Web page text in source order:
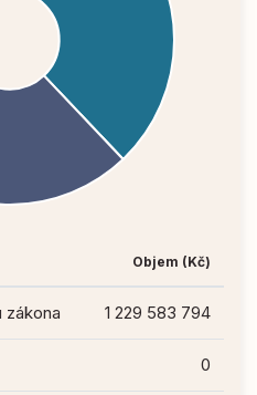
Objem (Kč)
zákona 1 229 583 794
0